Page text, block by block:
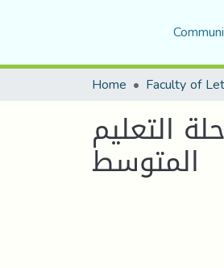
Home
التعليم
المتوسط